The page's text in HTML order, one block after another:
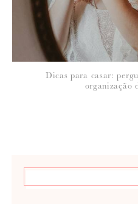
Dicas para casar:
organização